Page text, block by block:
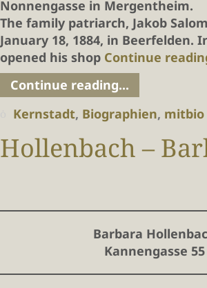
Nonnengasse in Mergentheim.
The family patriarch, Jakob
January 18, 1884, in Beerfelden.
opened his shop Continue
Continue reading...
Kernstadt, Biographien, mitbio
Hollenbach –
Barbara
Kannengasse 55